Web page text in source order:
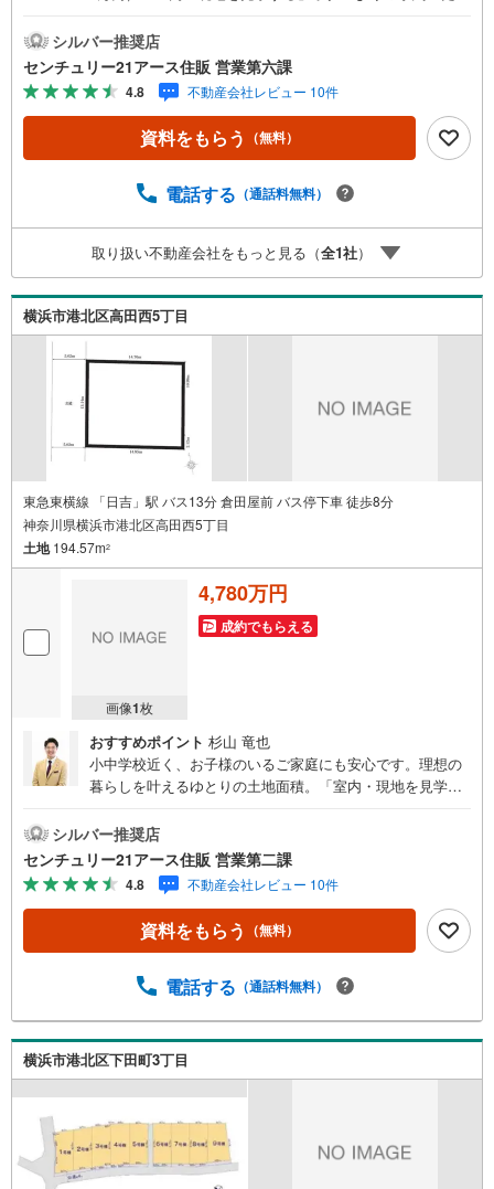
ス住販のポイント】◆センチュリオン獲得店舗◆全国約970
店舗あるセンチュリー21のお店。その中でも、アメリカ本
部が設ける一定基準を満たした、上位4％しか受賞できない
賞。それが「センチュリオン」です。弊社はそのセンチュ
リオンを2002年から欠かすことなく取り続けております。
◆住宅ローン相談会◆お客様にあった無理のない住宅ロー
おります。人生最大のお買い物になりますので、しっかり
利にこだわる◆大きな金額を長期間で返済する住宅ローン
は優遇金利が0.1％変わるだけで、支払い総額に大きな変化
が生じます。取引の多い弊社は金融機関の特色、傾向、ト
レンドを熟知しておりますので、お客様のニーズにあった
金融機関をご紹介させて頂きます。
シルバー推奨店
センチュリー21アース住販 営業第六課
4.8 不動産会社レビュー 10件
資料をもらう （無料）
電話する （通話料無料）
取り扱い不動産会社をもっと見る（全1社）
横浜市港北区高田西5丁目
東急東横線 「日吉」駅 バス13分 倉田屋前 バス停下車 徒歩8分
神奈川県横浜市港北区高田西5丁目
土地194.57m2
画像1枚
4,780万円
成約でもらえる
おすすめポイント 杉山 竜也
小中学校近く、お子様のいるご家庭にも安心です。理想の
暮らしを叶えるゆとりの土地面積。「室内・現地を見学す
ます。【センチュリー21アース住販のポイント】◆センチ
ュリオン獲得店舗◆全国約970店舗あるセンチュリー21の
お店。その中でも、アメリカ本部が設ける一定基準を満た
した、上位4％しか受賞できない賞。それが「センチュリオ
ン」です。弊社はそのセンチュリオンを2002年から欠かす
ことなく取り続けております。◆住宅ローン相談会◆お客
際かかる諸費用の概算も行っております。人生最大のお買
スをさせて頂きます。◆優遇金利にこだわる◆大きな金額
を長期間で返済する住宅ローンは優遇金利が0.1％変わるだ
けで、支払い総額に大きな変化が生じます。取引の多い弊
社は金融機関の特色、傾向、トレンドを熟知しております
ので、お客様のニーズにあった金融機関をご紹介させて頂
きます。
シルバー推奨店
センチュリー21アース住販 営業第二課
4.8 不動産会社レビュー 10件
資料をもらう （無料）
電話する （通話料無料）
横浜市港北区下田町3丁目